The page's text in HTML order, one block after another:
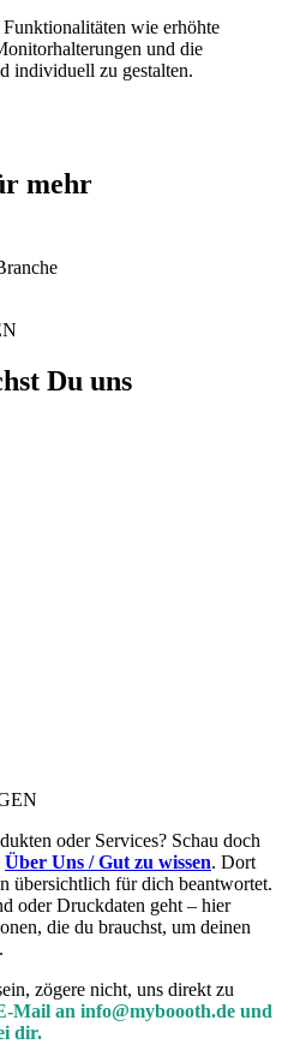
wie erhöhte
und die
individuell zu gestalten.
mehr
Du uns
oder Services? Schau doch
Über Uns / Gut zu wissen. Dort
übersichtlich für dich beantwortet.
oder Druckdaten geht – hier
die du brauchst, um deinen
zögere nicht, uns direkt zu
Mail an info@myboooth.de und
dir.